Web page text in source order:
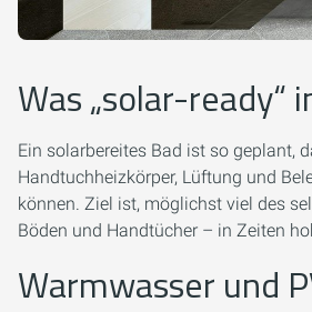
Was „solar-
Ein solar­bereites Bad ist so geplant,
Handtuchheizkörper, Lüftung und
können. Ziel ist, möglichst viel des
Böden und Handtücher – in Zeiten
Warmwasser und